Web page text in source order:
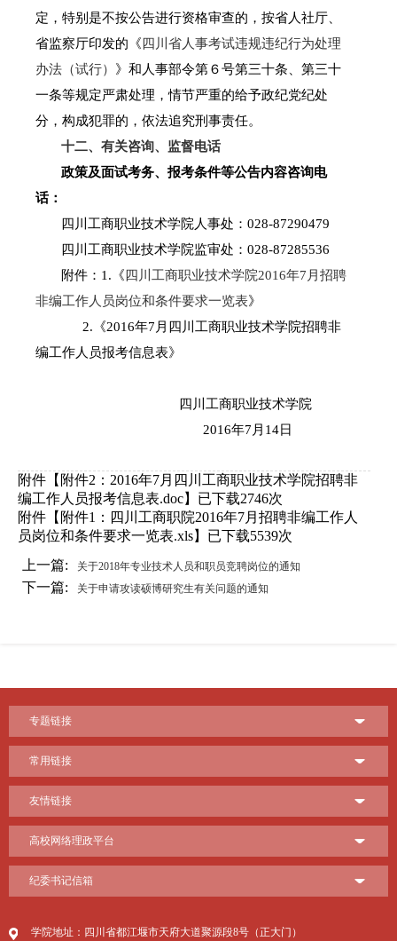
定，特别是不按公告进行资格审查的，按省人社厅、
省监察厅印发的《 四川省人事考试违规违纪行为处理
办法（试行） 》和人事部令第６号第三十条、第三十
一条等规定严肃处理，情节严重的给予政纪党纪处
分，构成犯罪的，依法追究刑事责任。
十二、有关咨询、监督电话
政策及面试考务、报考条件等公告内容咨询电
话：
四川工商职业技术学院人事处：028-87290479
四川工商职业技术学院监审处：028-87285536
附件： 1. 《 四川工商职业技术学院2016年7 月招聘
非编工作人员岗位和条件要求一览表》
2. 《2016年7 月四川工商职业技术学院招聘非
编工作人员报考信息表》
四川工商职业技术学院
2016年7 月 14日
附件【 附件2：2016年7月四川工商职业技术学院招聘非
编工作人员报考信息表.doc】已下载2746次
附件【 附件1：四川工商职院2016年7月招聘非编工作人
员岗位和条件要求一览表.xls】已下载5539次
上一篇:
关于2018年专业技术人员和职员竞聘岗位的通知
下一篇: 关于申请攻读硕博研究生有关问题的通知
专题链接
常用链接
友情链接
高校网络理政平台
纪委书记信箱
学院地址：四川省都江堰市天府大道聚源段8号（正大门）